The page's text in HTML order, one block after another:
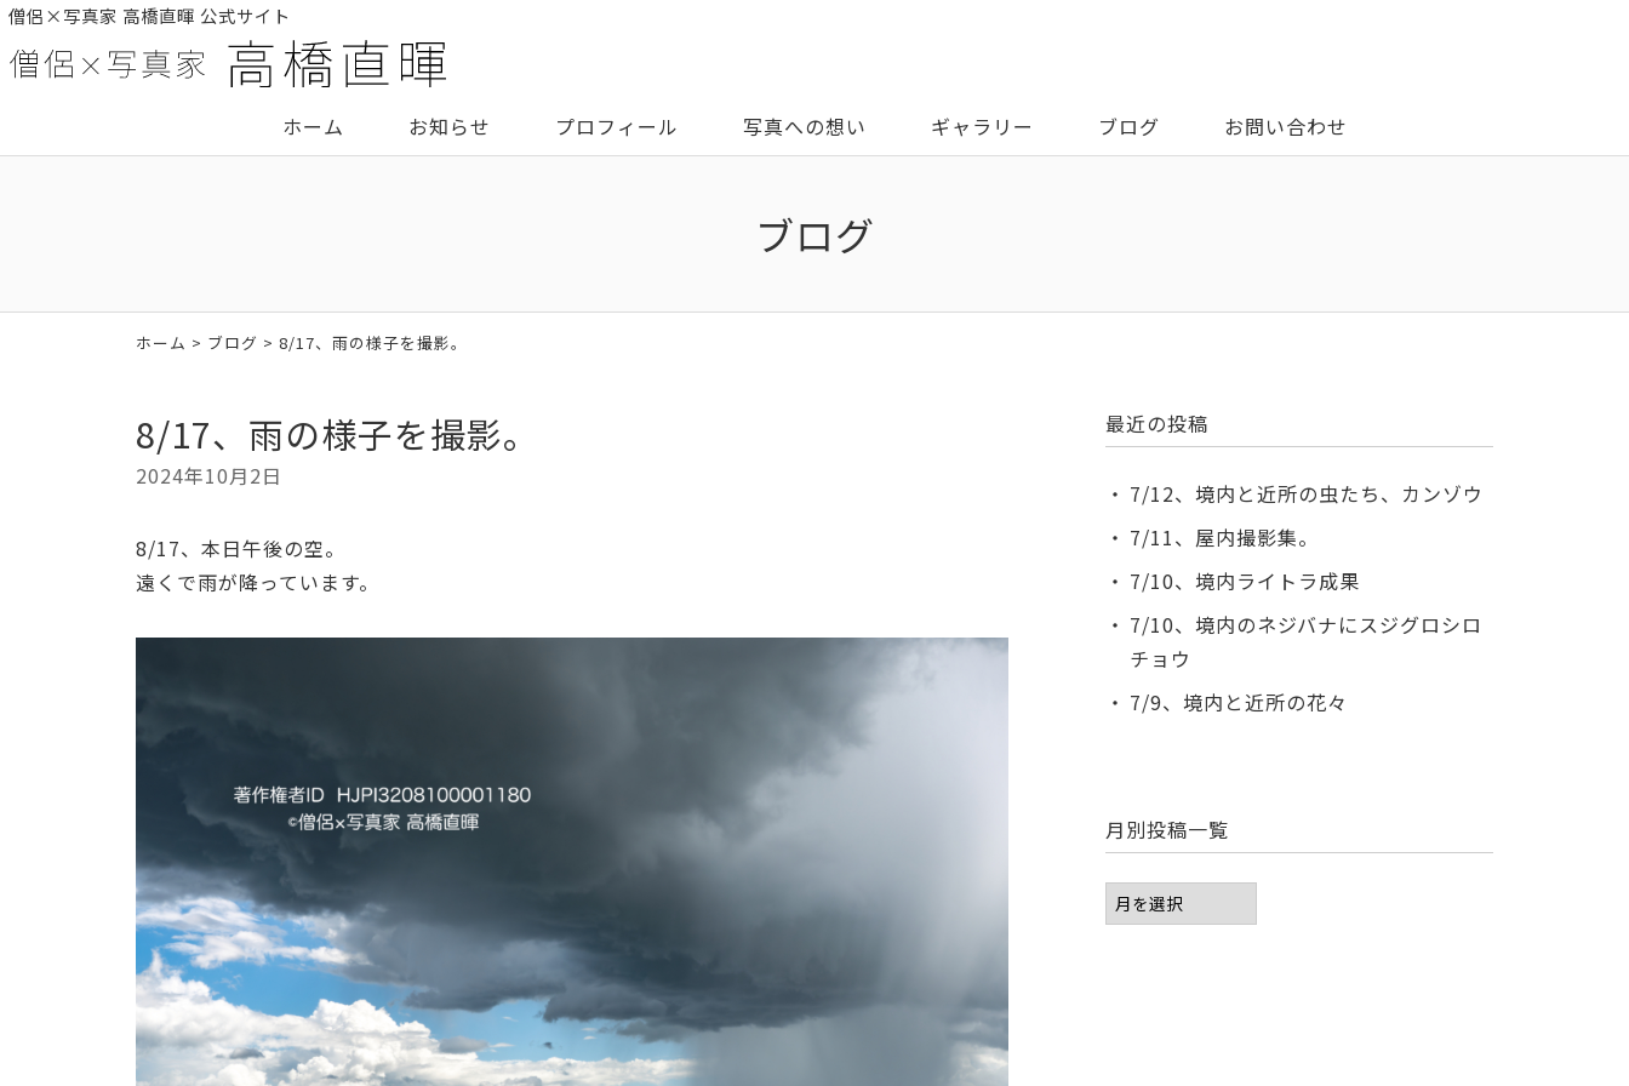
僧侶×写真家 高橋直暉 公式サイト
ホーム お知らせ プロフィール 写真への想い ギャラリー ブログ お問い合わせ
ブログ
ホーム > ブログ > 8/17、雨の様子を撮影。
8/17、雨の様子を撮影。
2024年10月2日
8/17、本日午後の空。
遠くで雨が降っています。
最近の投稿
7/12、境内と近所の虫たち、カンゾウ
7/11、屋内撮影集。
7/10、境内ライトラ成果
7/10、境内のネジバナにスジグロシロ
チョウ
7/9、境内と近所の花々
月別投稿一覧